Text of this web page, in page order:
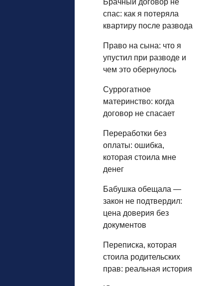
спас: как я потеряла
квартиру после развода
Право на сына: что я
упустил при разводе и
чем это обернулось
Суррогатное
материнство: когда
договор не спасает
Переработки без
оплаты: ошибка,
которая стоила мне
денег
Бабушка обещала —
закон не подтвердил:
цена доверия без
документов
Переписка, которая
стоила родительских
прав: реальная история